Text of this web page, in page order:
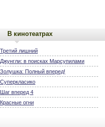
В кинотеатрах
Третий лишний
Джунгли: в поисках Марсупилами
Золушка: Полный вперед!
Суперкласико
Шаг вперед 4
Красные огни